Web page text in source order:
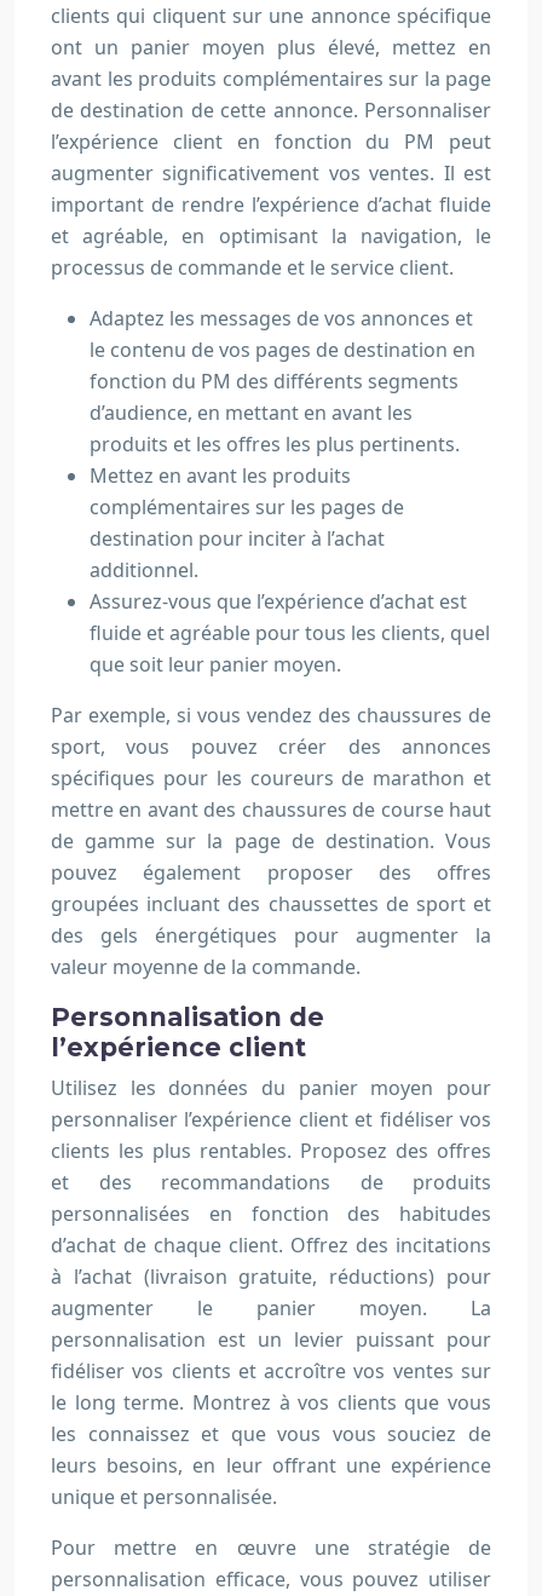
clients qui cliquent sur une annonce spécifique
ont un panier moyen plus élevé, mettez en
avant les produits complémentaires sur la page
de destination de cette annonce. Personnaliser
l’expérience client en fonction du PM peut
augmenter significativement vos ventes. Il est
important de rendre l’expérience d’achat fluide
et agréable, en optimisant la navigation, le
processus de commande et le service client.
Adaptez les messages de vos annonces et
le contenu de vos pages de destination en
fonction du PM des différents segments
d’audience, en mettant en avant les
produits et les offres les plus pertinents.
Mettez en avant les produits
complémentaires sur les pages de
destination pour inciter à l’achat
additionnel.
Assurez-vous que l’expérience d’achat est
fluide et agréable pour tous les clients, quel
que soit leur panier moyen.
Par exemple, si vous vendez des chaussures de
sport, vous pouvez créer des annonces
spécifiques pour les coureurs de marathon et
mettre en avant des chaussures de course haut
de gamme sur la page de destination. Vous
pouvez également proposer des offres
groupées incluant des chaussettes de sport et
des gels énergétiques pour augmenter la
valeur moyenne de la commande.
Personnalisation de
l’expérience client
Utilisez les données du panier moyen pour
personnaliser l’expérience client et fidéliser vos
clients les plus rentables. Proposez des offres
et des recommandations de produits
personnalisées en fonction des habitudes
d’achat de chaque client. Offrez des incitations
à l’achat (livraison gratuite, réductions) pour
augmenter le panier moyen. La
personnalisation est un levier puissant pour
fidéliser vos clients et accroître vos ventes sur
le long terme. Montrez à vos clients que vous
les connaissez et que vous vous souciez de
leurs besoins, en leur offrant une expérience
unique et personnalisée.
Pour mettre en œuvre une stratégie de
personnalisation efficace, vous pouvez utiliser